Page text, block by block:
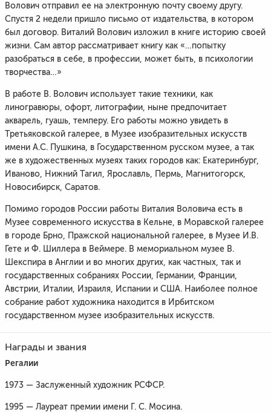
Волович отправил ее на электронную почту своему другу.
Спустя 2 недели пришло письмо от издательства, в котором
был договор. Виталий Волович изложил в книге историю своей
жизни. Сам автор рассматривает книгу как «…попытку
разобраться в себе, в профессии, может быть, в психологии
творчества…»
В работе В. Волович использует такие техники, как
линогравюры, офорт, литографии, ныне предпочитает
акварель, гуашь, темперу. Его работы можно увидеть в
Третьяковской галерее, в Музее изобразительных искусств
имени А.С. Пушкина, в Государственном русском музее, а так
же в художественных музеях таких городов как: Екатеринбург,
Иваново, Нижний Тагил, Ярославль, Пермь, Магнитогорск,
Новосибирск, Саратов.
Помимо городов России работы Виталия Воловича есть в
Музее современного искусства в Кельне, в Моравской галерее
в городе Брно, Пражской национальной галерее, в Музее И.В.
Гете и Ф. Шиллера в Веймере. В мемориальном музее В.
Шекспира в Англии и во многих других, как частных, так и
государственных собраниях России, Германии, Франции,
Австрии, Италии, Израиля, Испании и США. Наиболее полное
собрание работ художника находится в Ирбитском
государственном музее изобразительных искусств.
Награды и звания
Регалии
1973 — Заслуженный художник РСФСР.
1995 — Лауреат премии имени Г. С. Мосина.